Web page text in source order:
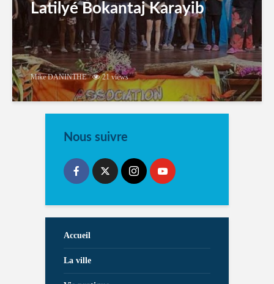
Latilyé Bokantaj Karayib
Mike DANINTHE 21 views
Nous suivre
Accueil
La ville